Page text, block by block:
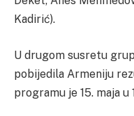
Kadirić).
U drugom susretu
pobijedila Armeniju
programu je 15. maja u